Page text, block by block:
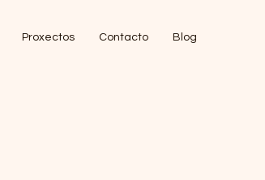
Proxectos Contacto Blog